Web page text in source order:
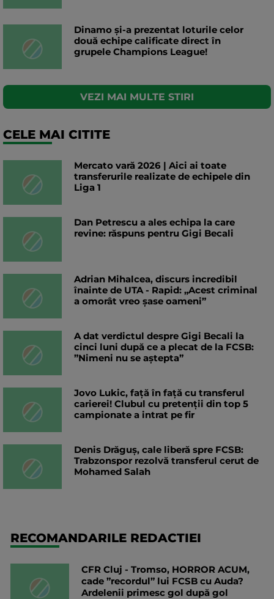
Dinamo și-a prezentat loturile celor
două echipe calificate direct în
grupele Champions League!
VEZI MAI MULTE STIRI
CELE MAI CITITE
Mercato vară 2026 | Aici ai toate
transferurile realizate de echipele din
Liga 1
Dan Petrescu a ales echipa la care
revine: răspuns pentru Gigi Becali
Adrian Mihalcea, discurs incredibil
înainte de UTA - Rapid: „Acest criminal
a omorât vreo șase oameni”
A dat verdictul despre Gigi Becali la
cinci luni după ce a plecat de la FCSB:
”Nimeni nu se aștepta”
Jovo Lukic, față în față cu transferul
carierei! Clubul cu pretenții din top 5
campionate a intrat pe fir
Denis Drăguș, cale liberă spre FCSB:
Trabzonspor rezolvă transferul cerut de
Mohamed Salah
RECOMANDARILE REDACTIEI
CFR Cluj - Tromso, HORROR ACUM,
cade ”recordul” lui FCSB cu Auda?
Ardelenii primesc gol după gol